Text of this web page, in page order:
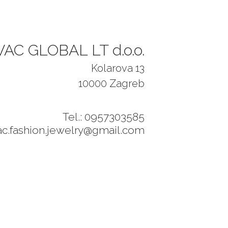
GLOBAL LT d.o.o.
Kolarova 13
10000 Zagreb
Tel.: 0957303585